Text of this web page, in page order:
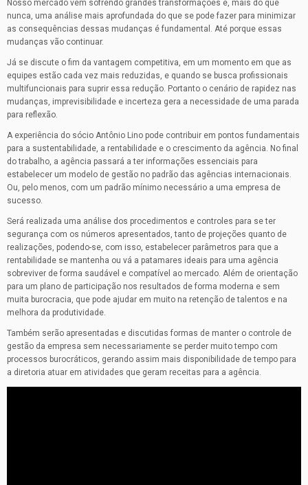
Nosso mercado vem sofrendo grandes transformações e, mais do que
nunca, uma análise mais aprofundada do que se pode fazer para minimizar
as consequências dessas mudanças é fundamental. Até porque essas
mudanças vão continuar.
Já se discute o fim da vantagem competitiva, em um momento em que as
equipes estão cada vez mais reduzidas, e quando se busca profissionais
multifuncionais para suprir essa redução. Portanto o cenário de rapidez nas
mudanças, imprevisibilidade e incerteza gera a necessidade de uma parada
para reflexão.
A experiência do sócio Antônio Lino pode contribuir em pontos fundamentais
para a sustentabilidade, a rentabilidade e o crescimento da agência. No final
do trabalho, a agência passará a ter informações essenciais para
estabelecer um modelo de gestão no padrão das agências internacionais.
Ou, pelo menos, com um padrão mínimo necessário a uma empresa de
sucesso.
Será realizada uma análise dos procedimentos e controles para se ter
segurança com os números apresentados, tanto de projeções quanto de
realizações, podendo-se, com isso, estabelecer parâmetros para que a
rentabilidade se mantenha ou vá a patamares ideais para uma agência
sobreviver de forma saudável e compatível ao mercado. Além de orientação
para um plano de participação nos resultados de forma moderna e sem
muita burocracia, que pode ajudar em muito na retenção de talentos e na
melhora da produtividade.
Também serão apresentadas e discutidas formas de manter o controle de
gestão da empresa sem necessariamente se perder muito tempo com
processos burocráticos, gerando assim mais disponibilidade de tempo para
a diretoria atuar em atividades que geram receitas para a agência.